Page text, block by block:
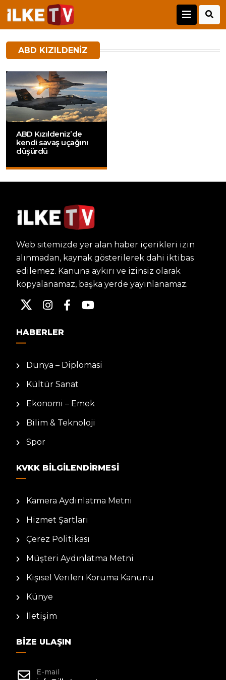
ABD KIZILDENIZ
ABD Kızıldeniz’de
kendi savaş uçağını
düşürdü
Web sitemizde yer alan haber içerikleri izin
alınmadan, kaynak gösterilerek dahi iktibas
edilemez. Kanuna aykırı ve izinsiz olarak
kopyalanamaz, başka yerde yayınlanamaz.
HABERLER
Dünya – Diplomasi
Kültür Sanat
Ekonomi – Emek
Bilim & Teknoloji
Spor
KVKK BILGILENDIRMESI
Kamera Aydınlatma Metni
Hizmet Şartları
Çerez Politikası
Müşteri Aydınlatma Metni
Kişisel Verileri Koruma Kanunu
Künye
İletişim
BIZE ULAŞIN
E-mail